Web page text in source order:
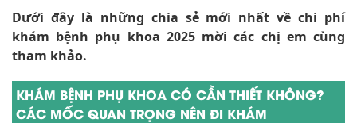
Dưới đây là những chia sẻ mới nhất về chi phí
khám bệnh phụ khoa 2025 mời các chị em cùng
tham khảo.
KHÁM BỆNH PHỤ KHOA CÓ CẦN THIẾT KHÔNG?
CÁC MỐC QUAN TRỌNG NÊN ĐI KHÁM